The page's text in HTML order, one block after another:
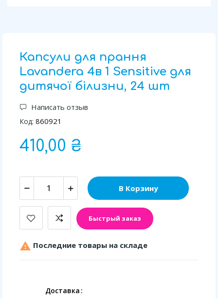
Капсули для прання
Lavandera 4в 1 Sensitive для
дитячої білизни, 24 шт
Написать отзыв
Код: 860921
410,00 ₴
В Корзину
Быстрый заказ
 Последние товары на складе
Доставка